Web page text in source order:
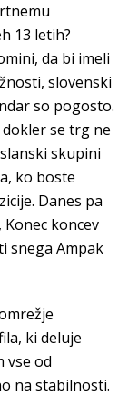
13 letih?
da bi imeli
slovenski
so pogosto.
se trg ne
skupini
ko boste
Danes pa
koncev
snega Ampak
ki deluje
vse od
na stabilnosti.